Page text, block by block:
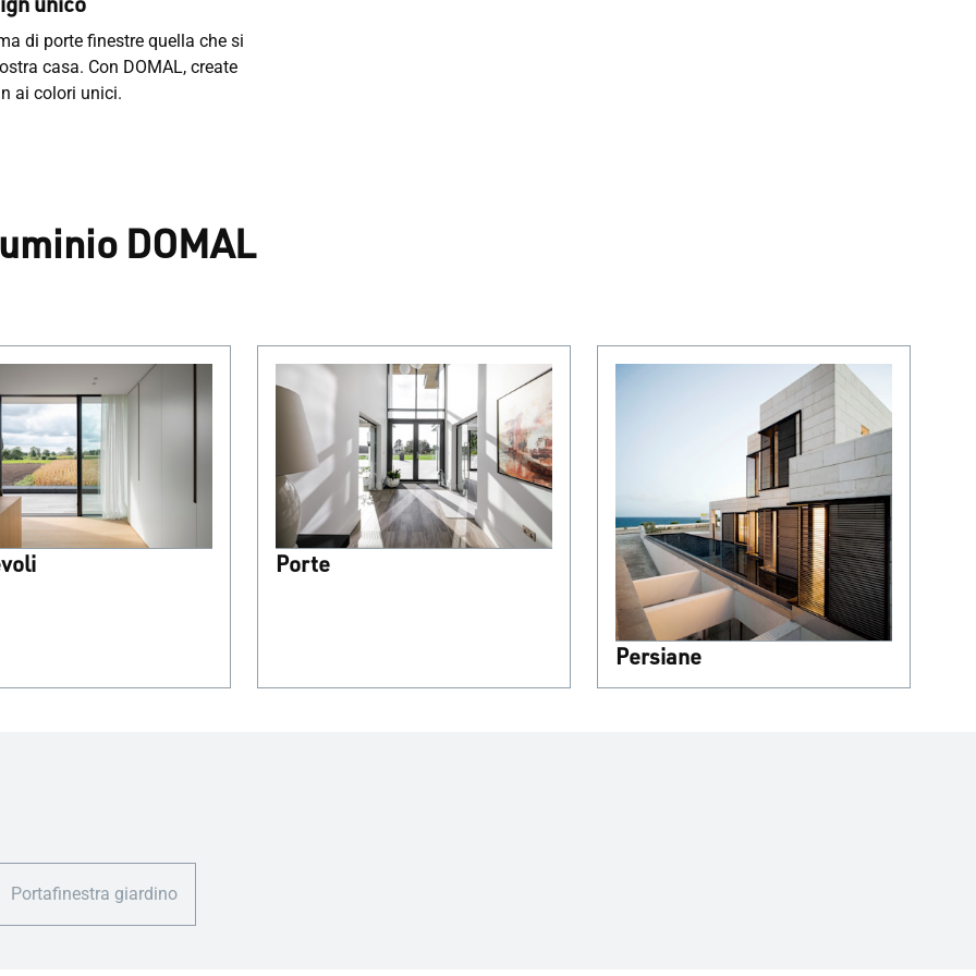
di porte finestre quella che si
casa. Con DOMAL, create
ai colori unici.
DOMAL
Porte
Persiane
Portafinestra giardino